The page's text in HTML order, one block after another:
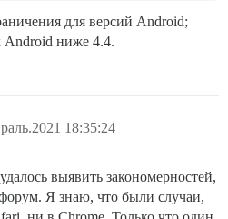
для версий Android;
Android ниже 4.4.
18:35:24
выявить закономерностей,
Я знаю, что были случаи,